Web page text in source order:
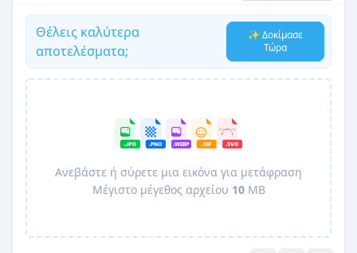
Θέλεις καλύτερα
αποτελέσματα;
✨ Δοκίμασε
Τώρα
Ανεβάστε ή σύρετε μια εικόνα για μετάφραση
Μέγιστο μέγεθος αρχείου 10MB